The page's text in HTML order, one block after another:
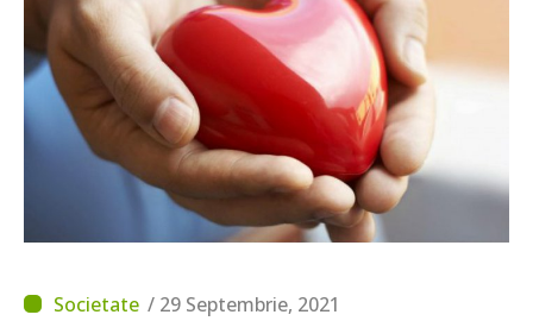
/ 29 Septembrie, 2021